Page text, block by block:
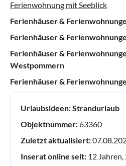
Ferienwohnung mit Seeblick
Ferienhäuser &
Ferienhäuser &
Ferienhäuser &
Westpommern
Ferienhäuser &
Urlaubsideen:Strandurlaub
Objektnummer:63360
Zuletzt aktualisiert:
Inserat online seit: 12